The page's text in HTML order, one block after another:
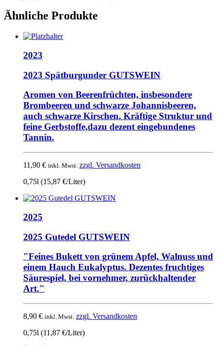
Ähnliche Produkte
2023
2023 Spätburgunder GUTSWEIN
Aromen von Beerenfrüchten, insbesondere
Brombeeren und schwarze Johannisbeeren,
auch schwarze Kirschen. Kräftige Struktur und
feine Gerbstoffe,dazu dezent eingebundenes
Tannin.
11,90 € inkl. Mwst. zzgl. Versandkosten
0,75l (15,87 €/Liter)
2025
2025 Gutedel GUTSWEIN
"Feines Bukett von grünem Apfel, Walnuss und
einem Hauch Eukalyptus. Dezentes fruchtiges
Säurespiel, bei vornehmer, zurückhaltender
Art."
8,90 € inkl. Mwst. zzgl. Versandkosten
0,75l (11,87 €/Liter)